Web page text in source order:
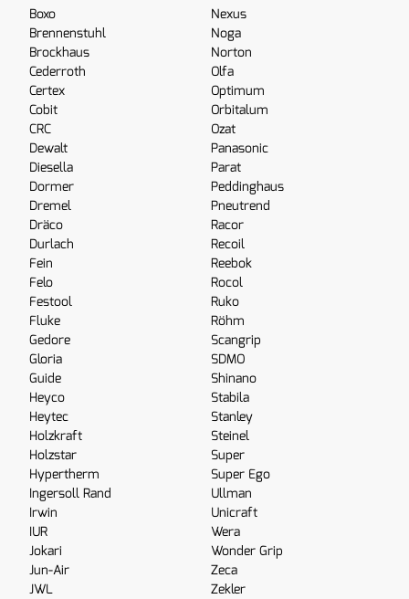
Boxo
Brennenstuhl
Brockhaus
Cederroth
Certex
Cobit
CRC
Dewalt
Diesella
Dormer
Dremel
Dräco
Durlach
Fein
Felo
Festool
Fluke
Gedore
Gloria
Guide
Heyco
Heytec
Holzkraft
Holzstar
Hypertherm
Ingersoll Rand
Irwin
IUR
Jokari
Jun-Air
JWL
Nexus
Noga
Norton
Olfa
Optimum
Orbitalum
Ozat
Panasonic
Parat
Peddinghaus
Pneutrend
Racor
Recoil
Reebok
Rocol
Ruko
Röhm
Scangrip
SDMO
Shinano
Stabila
Stanley
Steinel
Super
Super Ego
Ullman
Unicraft
Wera
Wonder Grip
Zeca
Zekler